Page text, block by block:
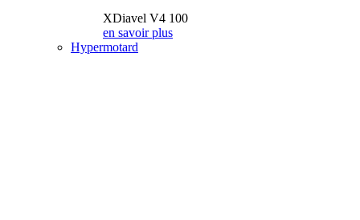
XDiavel V4 100
en savoir plus
Hypermotard